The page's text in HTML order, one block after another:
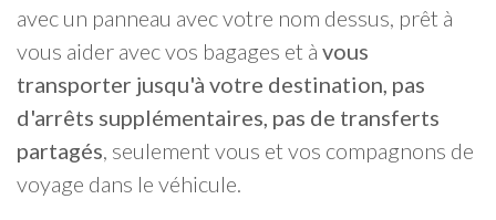
avec un panneau avec votre nom dessus, prêt à
vous aider avec vos bagages et à vous
transporter jusqu'à votre destination, pas
d'arrêts supplémentaires, pas de transferts
partagés, seulement vous et vos compagnons de
voyage dans le véhicule.